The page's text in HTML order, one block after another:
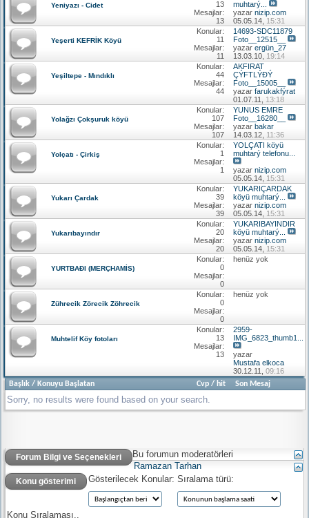
Yeniyazı - Cidet
13
Mesajlar:
13
muhtarý...
yazar nizip.com
05.05.14, 15:31
Yeşerti KEFRİK Köyü
Konular:
11
Mesajlar:
11
14693-SDC11879
Foto__12515__
yazar ergün_27
13.03.10, 19:14
Yeşiltepe - Mındıklı
Konular:
44
Mesajlar:
44
AKFIRAT
ÇÝFTLÝÐÝ
Foto__15005__
yazar farukakfýrat
01.07.11, 13:18
Yolağzı Çokşuruk köyü
Konular:
107
Mesajlar:
107
YUNUS EMRE
Foto__16280__
yazar bakar
14.03.12, 11:36
Yolçatı - Çirkiş
Konular:
1
Mesajlar:
1
YOLÇATI köyü
muhtarý telefonu...
yazar nizip.com
05.05.14, 15:31
Yukarı Çardak
Konular:
39
Mesajlar:
39
YUKARIÇARDAK
köyü muhtarý...
yazar nizip.com
05.05.14, 15:31
Yukarıbayındır
Konular:
20
Mesajlar:
20
YUKARIBAYINDIR
köyü muhtarý...
yazar nizip.com
05.05.14, 15:31
YURTBAÐI (MERÇHAMİS)
Konular:
0
Mesajlar:
0
henüz yok
Zührecik Zörecik Zöhrecik
Konular:
0
Mesajlar:
0
henüz yok
Muhtelif Köy fotoları
Konular:
13
Mesajlar:
13
2959-
IMG_6823_thumb1...
yazar
Mustafa elkoca
30.12.11, 09:16
Başlık / Konuyu Başlatan Cvp / hit Son Mesaj
Sorry, no results were found based on your search.
Forum Bilgi ve Seçenekleri
Bu forumun moderatörleri
Ramazan Tarhan
Konu gösterimi Gösterilecek Konular: Sıralama türü:
Konu Sıralaması..